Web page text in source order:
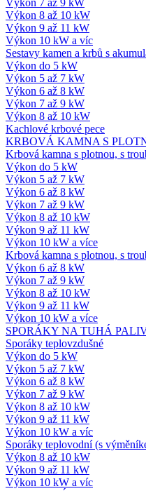
Výkon 7 až 9 kW
Výkon 8 až 10 kW
Výkon 9 až 11 kW
Výkon 10 kW a víc
Sestavy kamen a krbů s
Výkon do 5 kW
Výkon 5 až 7 kW
Výkon 6 až 8 kW
Výkon 7 až 9 kW
Výkon 8 až 10 kW
Kachlové krbové pece
KRBOVÁ KAMNA S
Krbová kamna s plotnou, s
Výkon do 5 kW
Výkon 5 až 7 kW
Výkon 6 až 8 kW
Výkon 7 až 9 kW
Výkon 8 až 10 kW
Výkon 9 až 11 kW
Výkon 10 kW a více
Krbová kamna s plotnou, s
Výkon 6 až 8 kW
Výkon 7 až 9 kW
Výkon 8 až 10 kW
Výkon 9 až 11 kW
Výkon 10 kW a více
SPORÁKY NA TUHÁ
Sporáky teplovzdušné
Výkon do 5 kW
Výkon 5 až 7 kW
Výkon 6 až 8 kW
Výkon 7 až 9 kW
Výkon 8 až 10 kW
Výkon 9 až 11 kW
Výkon 10 kW a víc
Sporáky teplovodní (s
Výkon 8 až 10 kW
Výkon 9 až 11 kW
Výkon 10 kW a víc